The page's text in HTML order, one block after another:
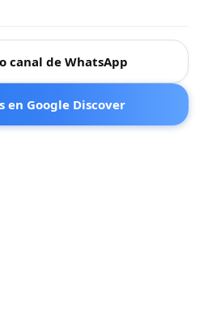
canal de WhatsApp
en Google Discover